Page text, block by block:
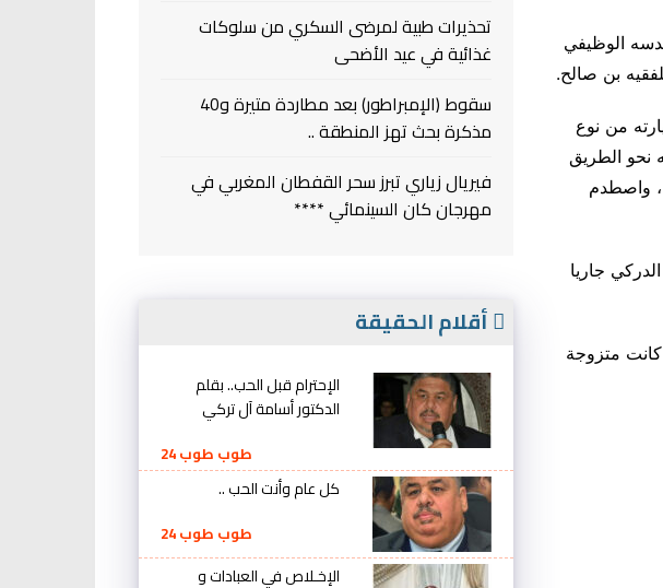
الوظيفي
.
من نوع
نحو الطريق
هناك ، فانفجرت عجلات السيارة الأمامية من نوع ميكان 15 أ… ، واصطدم
جاريا
كانت متزوجة
تحذيرات طبية لمرضى السكري من سلوكات
غذائية في عيد الأضحى
سقوط (الإمبراطور) بعد مطاردة متيرة و40
مذكرة بحث تهز المنطقة ..
فيريال زياري تبرز سحر القفطان المغربي في
مهرجان كان السينمائي ****
أقلام الحقيقة
الإحترام قبل الحب.. بقلم
الدكتور أسامة آل تركي
طوب طوب 24
كل عام وأنت الحب ..
طوب طوب 24
الإخـلاص في العبادات و